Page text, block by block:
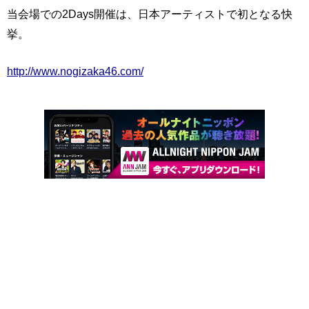
当会場での2Days開催は、日本アーティストで初となる快
挙。
http://www.nogizaka46.com/